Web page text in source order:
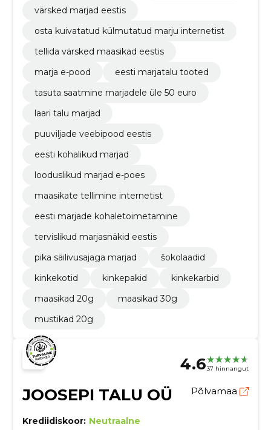
värsked marjad eestis
osta kuivatatud külmutatud marju internetist
tellida värsked maasikad eestis
marja e-pood
eesti marjatalu tooted
tasuta saatmine marjadele üle 50 euro
laari talu marjad
puuviljade veebipood eestis
eesti kohalikud marjad
looduslikud marjad e-poes
maasikate tellimine internetist
eesti marjade kohaletoimetamine
tervislikud marjasnäkid eestis
pika säilivusajaga marjad
šokolaadid
kinkekotid
kinkepakid
kinkekarbid
maasikad 20g
maasikad 30g
mustikad 20g
4.637 hinnangut
JOOSEPI TALU OÜ Põlvamaa
Krediidiskoor: Neutraalne